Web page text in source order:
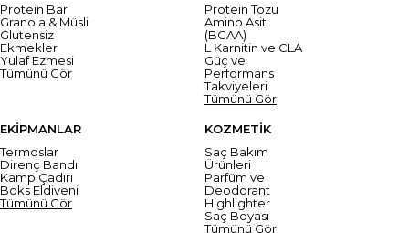
Protein Bar
Granola & Müsli
Glutensiz
Ekmekler
Yulaf Ezmesi
Tümünü Gör
Protein Tozu
Amino Asit
(BCAA)
L Karnitin ve CLA
Güç ve
Performans
Takviyeleri
Tümünü Gör
EKİPMANLAR
Termoslar
Direnç Bandı
Kamp Çadırı
Boks Eldiveni
Tümünü Gör
KOZMETİK
Saç Bakım
Ürünleri
Parfüm ve
Deodorant
Highlighter
Saç Boyası
Tümünü Gör